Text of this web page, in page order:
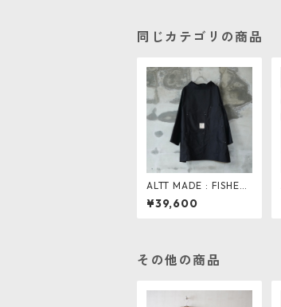
同じカテゴリの商品
ALTT MADE : FISHER
MAN SMOCK WIDE .
black moleskin
¥39,600
その他の商品